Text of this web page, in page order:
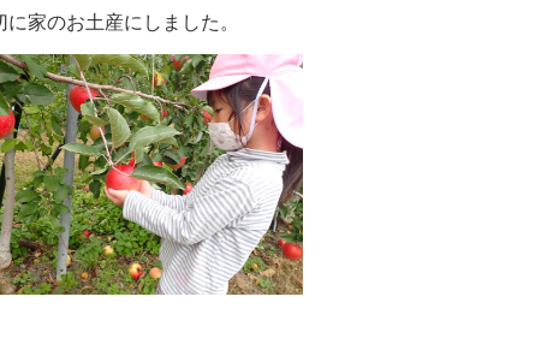
家のお土産にしました。